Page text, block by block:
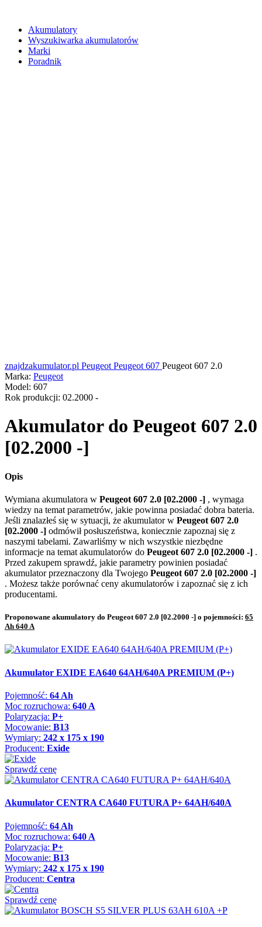
Akumulatory
Wyszukiwarka akumulatorów
Marki
Poradnik
znajdzakumulator.pl Peugeot Peugeot 607 Peugeot 607 2.0
Marka: Peugeot
Model: 607
Rok produkcji: 02.2000 -
Akumulator do Peugeot 607 2.0
[02.2000 -]
Opis
Wymiana akumulatora w Peugeot 607 2.0 [02.2000 -] , wymaga
wiedzy na temat parametrów, jakie powinna posiadać dobra bateria.
Jeśli znalazłeś się w sytuacji, że akumulator w Peugeot 607 2.0
[02.2000 -] odmówił posłuszeństwa, koniecznie zapoznaj się z
naszymi tabelami. Zawarliśmy w nich wszystkie niezbędne
informacje na temat akumulatorów do Peugeot 607 2.0 [02.2000 -] .
Przed zakupem sprawdź, jakie parametry powinien posiadać
akumulator przeznaczony dla Twojego Peugeot 607 2.0 [02.2000 -]
. Możesz także porównać ceny akumulatorów i zapoznać się z ich
producentami.
Proponowane akumulatory do Peugeot 607 2.0 [02.2000 -] o pojemności: 65
Ah 640 A
Akumulator EXIDE EA640 64AH/640A PREMIUM (P+)
Pojemność: 64 Ah
Moc rozruchowa: 640 A
Polaryzacja: P+
Mocowanie: B13
Wymiary: 242 x 175 x 190
Producent: Exide
Sprawdź cenę
Akumulator CENTRA CA640 FUTURA P+ 64AH/640A
Pojemność: 64 Ah
Moc rozruchowa: 640 A
Polaryzacja: P+
Mocowanie: B13
Wymiary: 242 x 175 x 190
Producent: Centra
Sprawdź cenę